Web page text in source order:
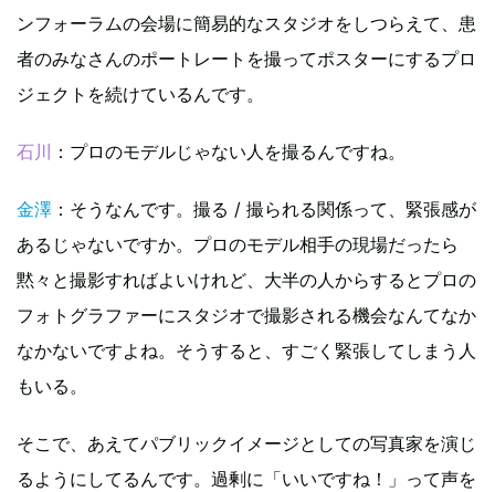
ンフォーラムの会場に簡易的なスタジオをしつらえて、患
者のみなさんのポートレートを撮ってポスターにするプロ
ジェクトを続けているんです。
石川 ：プロのモデルじゃない人を撮るんですね。
金澤 ：そうなんです。撮る / 撮られる関係って、緊張感が
あるじゃないですか。プロのモデル相手の現場だったら
黙々と撮影すればよいけれど、大半の人からするとプロの
フォトグラファーにスタジオで撮影される機会なんてなか
なかないですよね。そうすると、すごく緊張してしまう人
もいる。
そこで、あえてパブリックイメージとしての写真家を演じ
るようにしてるんです。過剰に「いいですね！」って声を